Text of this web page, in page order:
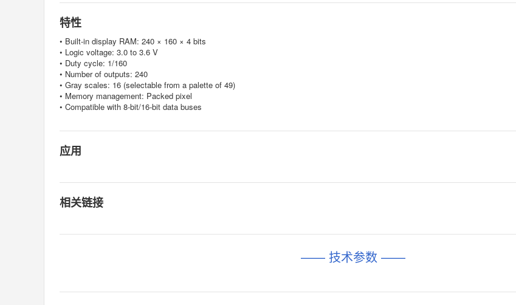
特性
• Built-in display RAM: 240 × 160 × 4 bits
• Logic voltage: 3.0 to 3.6 V
• Duty cycle: 1/160
• Number of outputs: 240
• Gray scales: 16 (selectable from a palette of 49)
• Memory management: Packed pixel
• Compatible with 8-bit/16-bit data buses
应用
相关链接
—— 技术参数 ——